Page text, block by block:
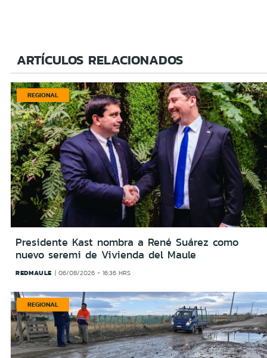
ARTÍCULOS RELACIONADOS
REGIONAL
Presidente Kast nombra a René Suárez como
nuevo seremi de Vivienda del Maule
REDMAULE 06/08/2026 - 16:36 HRS
REGIONAL